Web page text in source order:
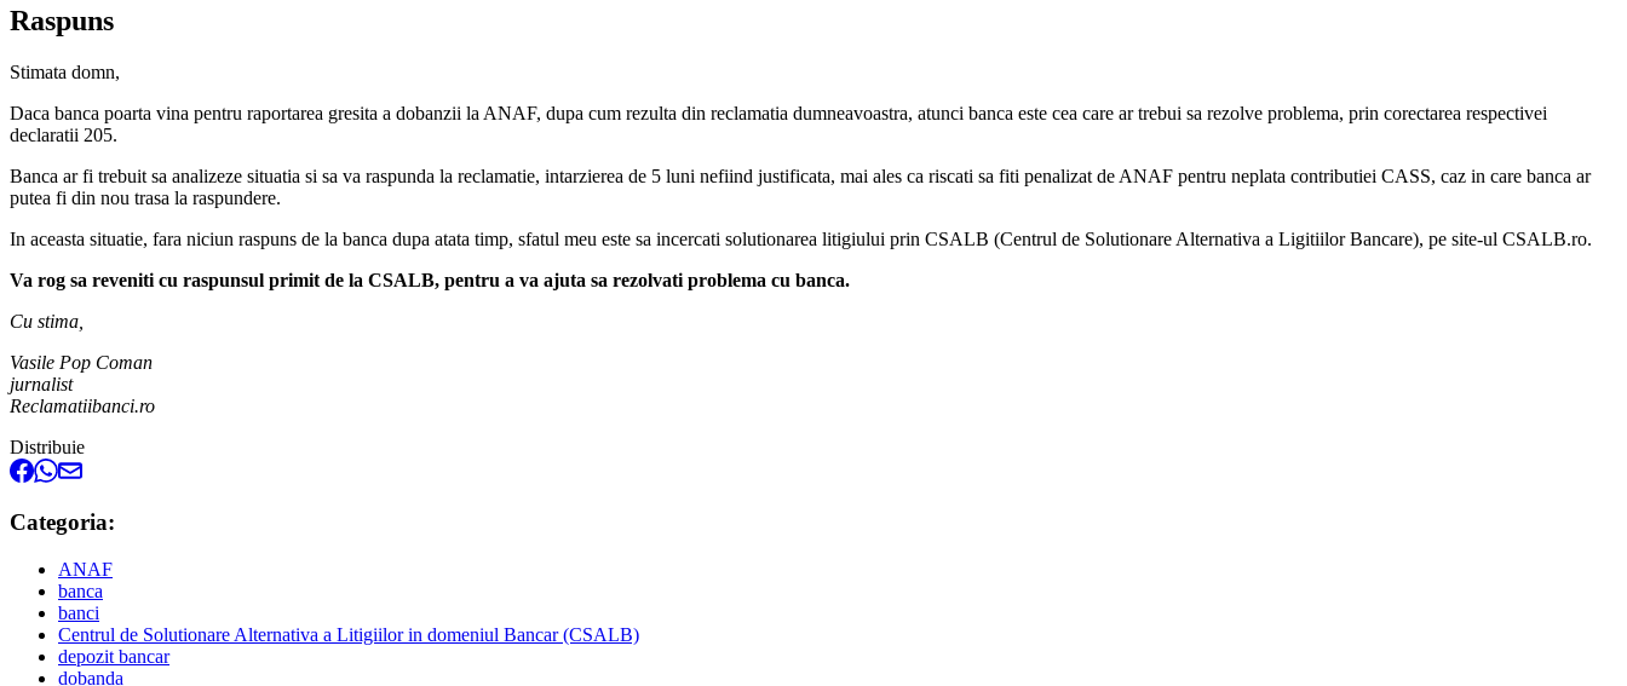
Raspuns
Stimata domn,
Daca banca poarta vina pentru raportarea gresita a dobanzii la ANAF, dupa cum rezulta din reclamatia dumneavoastra, atunci banca este cea care ar trebui sa rezolve problema, prin corectarea respectivei
declaratii 205.
Banca ar fi trebuit sa analizeze situatia si sa va raspunda la reclamatie, intarzierea de 5 luni nefiind justificata, mai ales ca riscati sa fiti penalizat de ANAF pentru neplata contributiei CASS, caz in care banca ar
putea fi din nou trasa la raspundere.
In aceasta situatie, fara niciun raspuns de la banca dupa atata timp, sfatul meu este sa incercati solutionarea litigiului prin CSALB (Centrul de Solutionare Alternativa a Ligitiilor Bancare), pe site-ul CSALB.ro.
Va rog sa reveniti cu raspunsul primit de la CSALB, pentru a va ajuta sa rezolvati problema cu banca.
Cu stima,
Vasile Pop Coman
jurnalist
Reclamatiibanci.ro
Distribuie
Categoria:
ANAF
banca
banci
Centrul de Solutionare Alternativa a Litigiilor in domeniul Bancar (CSALB)
depozit bancar
dobanda